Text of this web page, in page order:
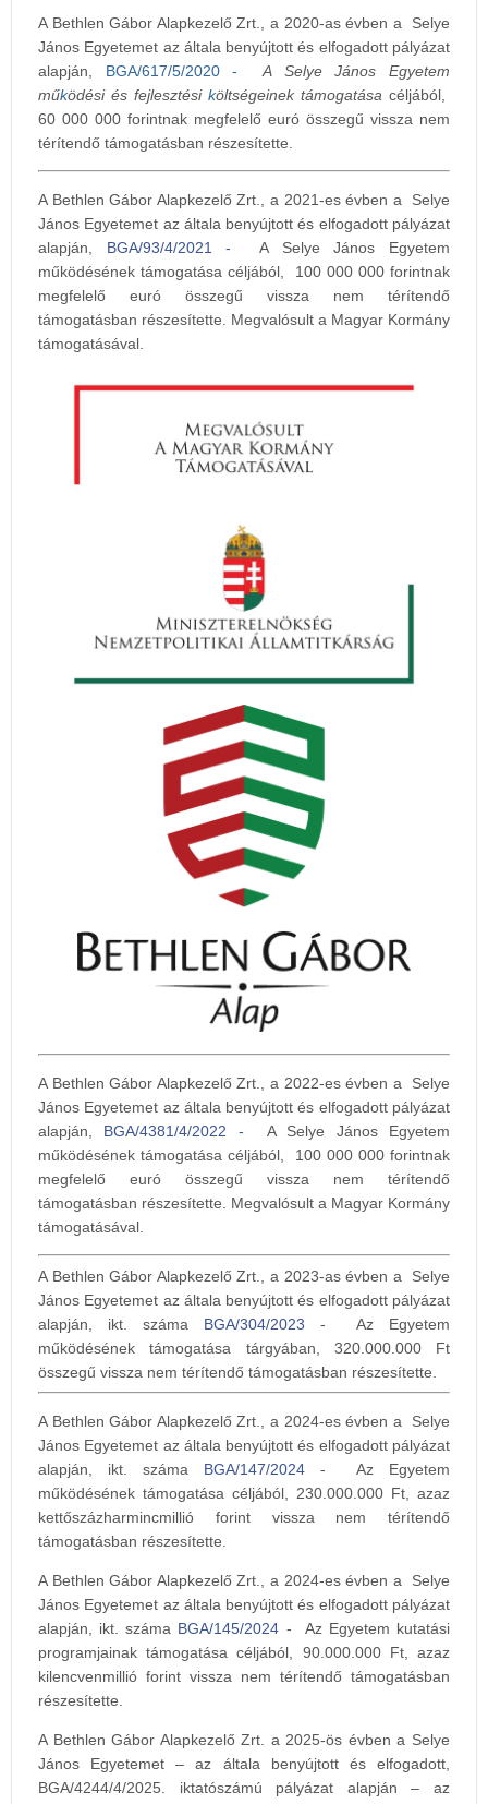
A Bethlen Gábor Alapkezelő Zrt., a 2020-as évben a Selye
János Egyetemet az általa benyújtott és elfogadott pályázat
alapján, BGA/617/5/2020 -
A Selye János Egyetem
működési és fejlesztési költségeinek támogatása céljából,
60 000 000 forintnak megfelelő euró összegű vissza nem
térítendő támogatásban részesítette.
A Bethlen Gábor Alapkezelő Zrt., a 2021-es évben a Selye
János Egyetemet az általa benyújtott és elfogadott pályázat
alapján, BGA/93/4/2021 -
A Selye János Egyetem
működésének támogatása céljából, 100 000 000 forintnak
megfelelő euró összegű vissza nem térítendő
támogatásban részesítette. Megvalósult a Magyar Kormány
támogatásával.
A Bethlen Gábor Alapkezelő Zrt., a 2022-es évben a Selye
János Egyetemet az általa benyújtott és elfogadott pályázat
alapján, BGA/4381/4/2022 -
A Selye János Egyetem
működésének támogatása céljából, 100 000 000 forintnak
megfelelő euró összegű vissza nem térítendő
támogatásban részesítette. Megvalósult a Magyar Kormány
támogatásával.
A Bethlen Gábor Alapkezelő Zrt., a 2023-as évben a Selye
János Egyetemet az általa benyújtott és elfogadott pályázat
alapján, ikt. száma BGA/304/2023 - Az Egyetem
működésének támogatása tárgyában, 320.000.000 Ft
összegű vissza nem térítendő támogatásban részesítette.
A Bethlen Gábor Alapkezelő Zrt., a 2024-es évben a Selye
János Egyetemet az általa benyújtott és elfogadott pályázat
alapján, ikt. száma BGA/147/2024 - Az Egyetem
működésének támogatása céljából, 230.000.000 Ft, azaz
kettőszázharmincmillió forint vissza nem térítendő
támogatásban részesítette.
A Bethlen Gábor Alapkezelő Zrt., a 2024-es évben a Selye
János Egyetemet az általa benyújtott és elfogadott pályázat
alapján, ikt. száma BGA/145/2024 - Az Egyetem kutatási
programjainak támogatása céljából, 90.000.000 Ft, azaz
kilencvenmillió forint vissza nem térítendő támogatásban
részesítette.
A Bethlen Gábor Alapkezelő Zrt. a 2025-ös évben a Selye
János Egyetemet – az általa benyújtott és elfogadott,
BGA/4244/4/2025. iktatószámú pályázat alapján – az